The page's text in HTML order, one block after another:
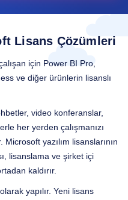
Lisans Çözümleri
için Power BI Pro,
ve diğer ürünlerin lisanslı
video konferanslar,
her yerden çalışmanızı
yazılım lisanslarının
lisanslama ve şirket içi
kaldırır.
yapılır. Yeni lisans